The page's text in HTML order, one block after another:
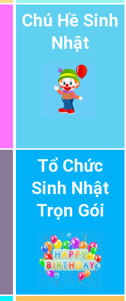
Chú Hề Sinh
Nhật
Tổ Chức
Sinh Nhật
Trọn Gói